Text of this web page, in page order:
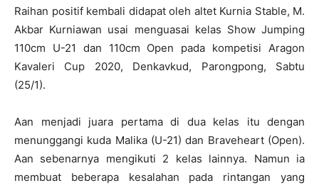
Raihan positif kembali didapat oleh altet Kurnia Stable, M.
Akbar Kurniawan usai menguasai kelas Show Jumping
110cm U-21 dan 110cm Open pada kompetisi Aragon
Kavaleri Cup 2020, Denkavkud, Parongpong, Sabtu
(25/1).
Aan menjadi juara pertama di dua kelas itu dengan
menunggangi kuda Malika (U-21) dan Braveheart (Open).
Aan sebenarnya mengikuti 2 kelas lainnya. Namun ia
membuat beberapa kesalahan pada rintangan yang